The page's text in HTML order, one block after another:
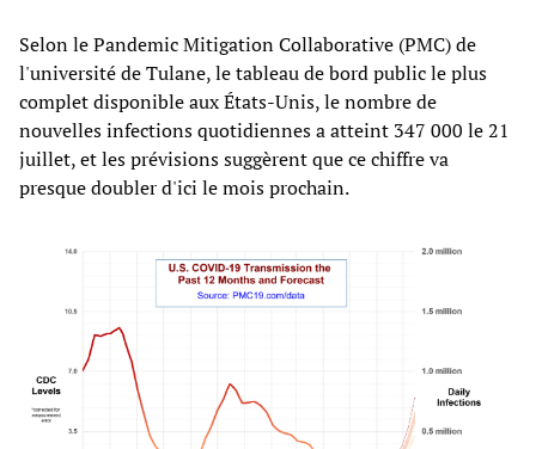
Selon le Pandemic Mitigation Collaborative (PMC) de
l'université de Tulane, le tableau de bord public le plus
complet disponible aux États-Unis, le nombre de
nouvelles infections quotidiennes a atteint 347 000 le 21
juillet, et les prévisions suggèrent que ce chiffre va
presque doubler d'ici le mois prochain.